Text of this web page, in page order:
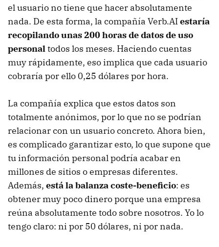
el usuario no tiene que hacer absolutamente
nada. De esta forma, la compañía Verb.AIestaría
recopilando unas 200 horas de datos de uso
personaltodos los meses. Haciendo cuentas
muy rápidamente, eso implica que cada usuario
cobraría por ello 0,25 dólares por hora.
La compañía explica que estos datos son
totalmente anónimos, por lo que no se podrían
relacionar con un usuario concreto. Ahora bien,
es complicado garantizar esto, lo que supone que
tu información personal podría acabar en
millones de sitios o empresas diferentes.
Además, está la balanza coste-beneficio: es
obtener muy poco dinero porque una empresa
reúna absolutamente todo sobre nosotros. Yo lo
tengo claro: ni por 50 dólares, ni por nada.